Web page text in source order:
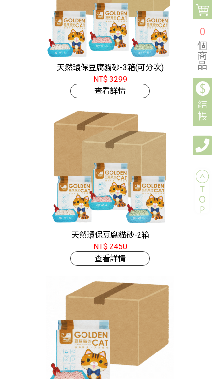
0
個
商
品
結
帳
天然環保豆腐貓砂-3箱(可分次)
NT$ 3299
查看詳情
天然環保豆腐貓砂-2箱
NT$ 2450
查看詳情